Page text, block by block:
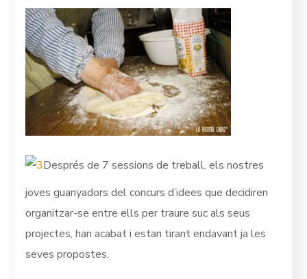
Després de 7 sessions de treball, els nostres
joves guanyadors del concurs d’idees que decidiren
organitzar-se entre ells per traure suc als seus
projectes, han acabat i estan tirant endavant ja les
seves propostes.